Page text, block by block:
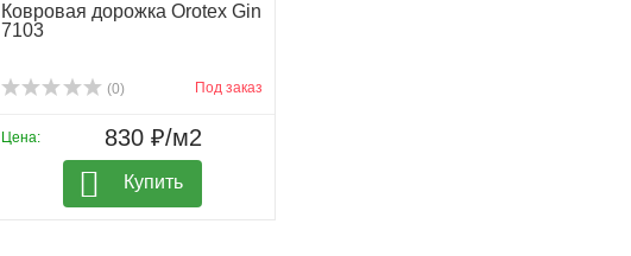
Ковровая дорожка Orotex Gin
7103
(0) Под заказ
Цена: 830 ₽/м2
Купить